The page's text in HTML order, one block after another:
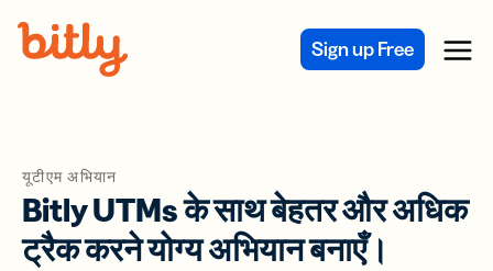
Sign up Free Menu
यूटीएम अभियान
Bitly UTMs के साथ बेहतर और अधिक
ट्रैक करने योग्य अभियान बनाएँ।